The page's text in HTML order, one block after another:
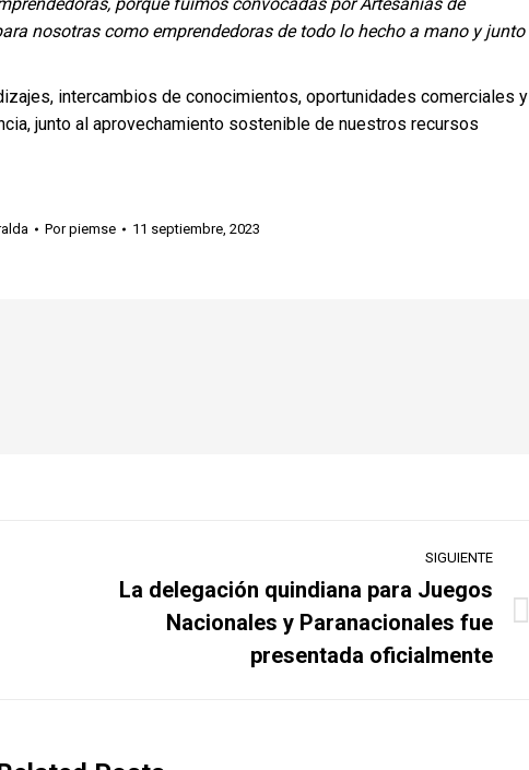
nosotras como emprendedoras de todo lo hecho a mano y junto
intercambios de conocimientos, oportunidades comerciales y
junto al aprovechamiento sostenible de nuestros recursos
Porpiemse 11 septiembre, 2023
SIGUIENTE
Publicación
La delegación quindiana para Juegos
Nacionales y Paranacionales fue
presentada oficialmente